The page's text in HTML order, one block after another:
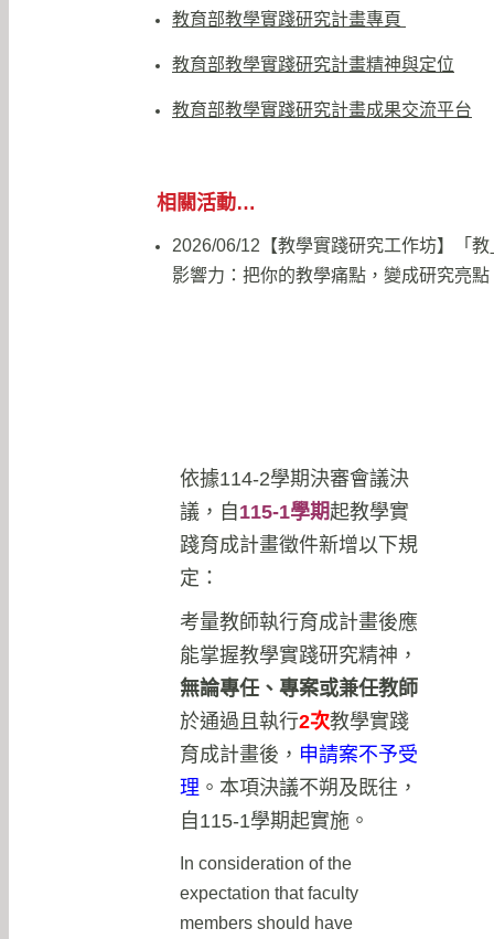
教育部教學實踐研究計畫專頁
教育部教學實踐研究計畫精神與定位
教育部教學實踐研究計畫成果交流平台
相關活動…
2026/06/12【教學實踐研究工作坊】「教
影響力：把你的教學痛點，變成研究亮點
依據114-2學期決審會議決
議，自 115-1學期起教學實
踐育成計畫徵件新增以下規
定：
考量教師執行育成計畫後應
能掌握教學實踐研究精神，
無論專任、專案或兼任教師
於通過且執行2次教學實踐
育成計畫後， 申請案不予受
理 。本項決議不朔及既往，
自115-1學期起實施。
In consideration of the
expectation that faculty
members should have